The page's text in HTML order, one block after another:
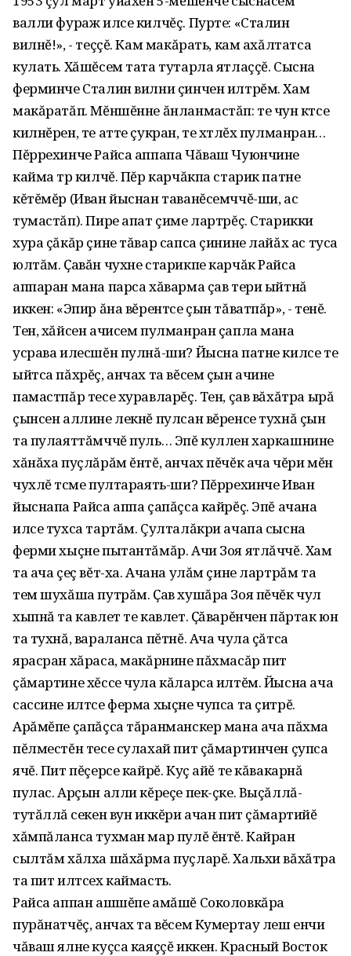
валли фураж илсе килчĕç. Пурте: «Сталин
вилнĕ!», - теççĕ. Кам макăрать, кам ахăлтатса
кулать. Хăшĕсем тата тутарла ятлаççĕ. Сысна
ферминче Сталин вилни çинчен илтрĕм. Хам
макăратăп. Мĕншĕнне ăнланмастăп: те чун кӱтсе
килнĕрен, те атте çукран, те хӱтлĕх пулманран…
Пĕррехинче Райса аппапа Чăваш Чуюнчине
кайма тӱр килчĕ. Пĕр карчăкпа старик патне
кĕтĕмĕр (Иван йыснан таванĕсемччĕ-ши, ас
тумастăп). Пире апат çиме лартрĕç. Старикки
хура çăкăр çине тăвар сапса çинине лайăх ас туса
юлтăм. Ҫавăн чухне старикпе карчăк Райса
аппаран мана парса хăварма çав тери ыйтнă
иккен: «Эпир ăна вĕрентсе çын тăватпăр», - тенĕ.
Тен, хăйсен ачисем пулманран çапла мана
усрава илесшĕн пулнă-ши? Йысна патне килсе те
ыйтса пăхрĕç, анчах та вĕсем çын ачине
памастпăр тесе хуравларĕç. Тен, çав вăхăтра ырă
çынсен аллине лекнĕ пулсан вĕренсе тухнă çын
та пулаяттăмччĕ пуль… Эпĕ куллен харкашнине
хăнăха пуçлăрăм ĕнтĕ, анчах пĕчĕк ача чĕри мĕн
чухлĕ тӱсме пултараять-ши? Пĕррехинче Иван
йыснапа Райса аппа çапăçса кайрĕç. Эпĕ ачана
илсе тухса тартăм. Çулталăкри ачапа сысна
ферми хыçне пытантăмăр. Ачи Зоя ятлăччĕ. Хам
та ача çеç вĕт-ха. Ачана улăм çине лартрăм та
тем шухăша путрăм. Ҫав хушăра Зоя пĕчĕк чул
хыпнă та кавлет те кавлет. Ҫăварĕнчен пăртак юн
та тухнă, вараланса пĕтнĕ. Ача чула çăтса
ярасран хăраса, макăрнине пăхмасăр пит
çăмартине хĕссе чула кăларса илтĕм. Йысна ача
сассине илтсе ферма хыçне чупса та çитрĕ.
Арăмĕпе çапăçса тăранманскер мана ача пăхма
пĕлместĕн тесе сулахай пит çăмартинчен çупса
ячĕ. Пит пĕçерсе кайрĕ. Куç айĕ те кăвакарнă
пулас. Арçын алли кĕреçе пек-çке. Выçăллă-
тутăллă ӱсекен вун иккĕри ачан пит çăмартийĕ
хăмпăланса тухман мар пулĕ ĕнтĕ. Кайран
сылтăм хăлха шăхăрма пуçларĕ. Хальхи вăхăтра
та пит илтсех каймасть.
Райса аппан ашшĕпе амăшĕ Соколовкăра
пурăнатчĕç, анчах та вĕсем Кумертау леш енчи
чăваш ялне куçса каяççĕ иккен. Красный Восток